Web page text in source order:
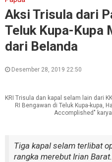
Aksi Trisula dari
Teluk Kupa-Kupa
dari Belanda
Desember 28, 2019 22:50
KRI Trisula dan kapal selam lain dari
RI Bengawan di Teluk Kupa-kupa,
Accomplished"
Tiga kapal selam terlibat
rangka merebut Irian